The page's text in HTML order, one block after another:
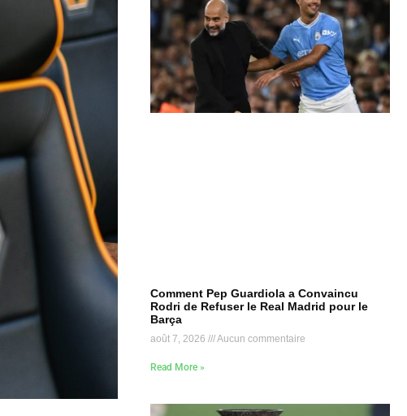
Comment Pep Guardiola a Convaincu
Rodri de Refuser le Real Madrid pour le
Barça
août 7, 2026 Aucun commentaire
Read More »